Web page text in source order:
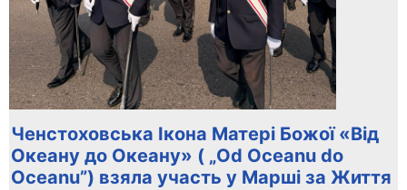
Ченстоховська Ікона Матері Божої «Від
Океану до Океану» ( „Od Oceanu do
Oceanu”) взяла участь у Марші за Життя